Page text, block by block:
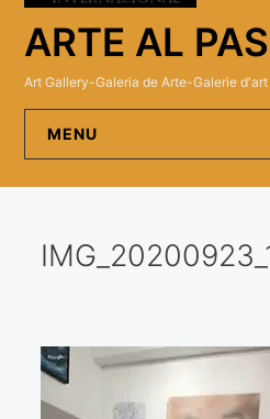
ARTE AL
Art Gallery-Galeria de Arte-Galerie d'art
MENU
Artistas
Visitas a los ateliers o talleres
Presse